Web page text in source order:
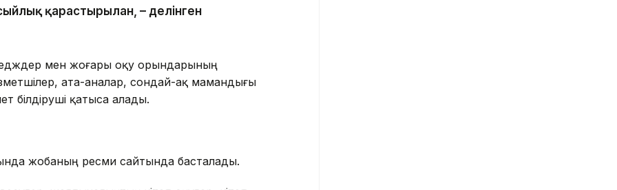
қарастырылған, – делінген
мен жоғары оқу орындарының
ата-аналар, сондай-ақ мамандығы
білдіруші қатыса алады.
жобаның ресми сайтында басталады.